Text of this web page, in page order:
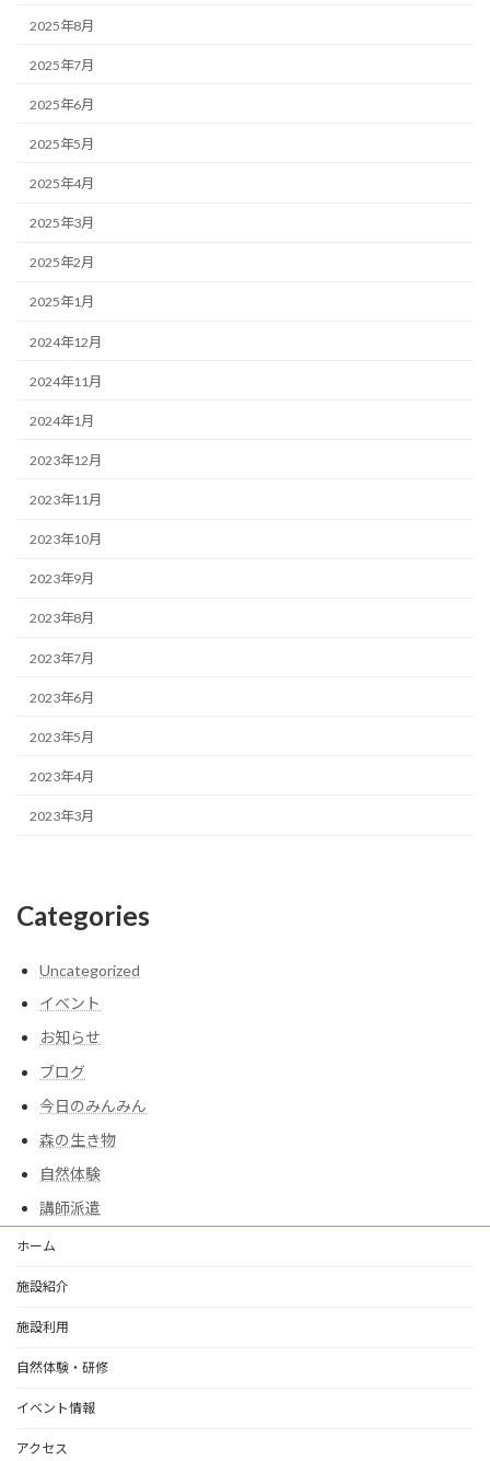
2025年8月
2025年7月
2025年6月
2025年5月
2025年4月
2025年3月
2025年2月
2025年1月
2024年12月
2024年11月
2024年1月
2023年12月
2023年11月
2023年10月
2023年9月
2023年8月
2023年7月
2023年6月
2023年5月
2023年4月
2023年3月
Categories
Uncategorized
イベント
お知らせ
ブログ
今日のみんみん
森の生き物
自然体験
講師派遣
ホーム
施設紹介
施設利用
自然体験・研修
イベント情報
アクセス